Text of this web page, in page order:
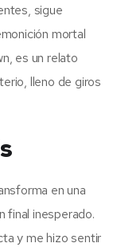
sigue
mortal
es un relato
lleno de giros
en una
final inesperado.
y me hizo sentir